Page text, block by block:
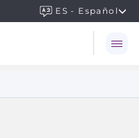
ES - Español